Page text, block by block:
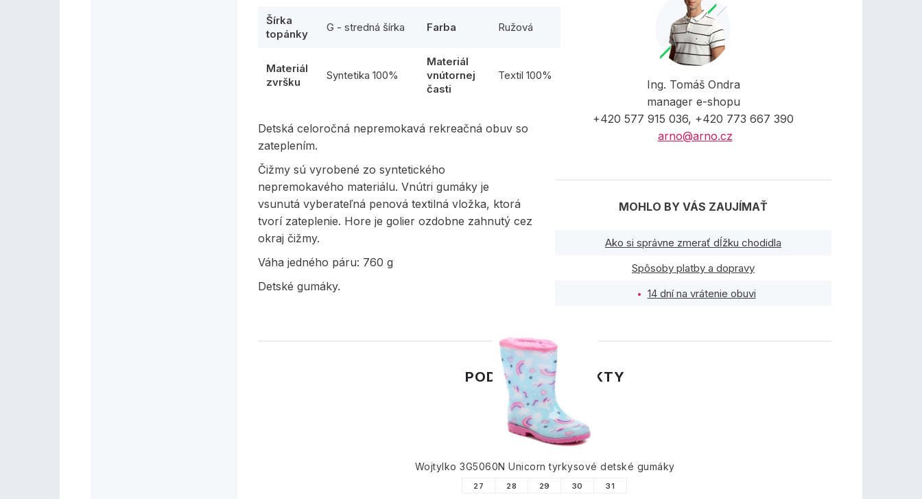
Šírka
topánky
G - stredná šírka Farba Ružová
Materiál
zvršku
Syntetika 100%
Materiál
vnútornej
časti
Textil 100%
Detská celoročná nepremokavá rekreačná obuv so
zateplením.
Čižmy sú vyrobené zo syntetického
nepremokavého materiálu. Vnútri gumáky je
vsunutá vyberateľná penová textilná vložka, ktorá
tvorí zateplenie. Hore je golier ozdobne zahnutý cez
okraj čižmy.
Váha jedného páru: 760 g
Detské gumáky.
Ing. Tomáš Ondra
manager e-shopu
+420 577 915 036, +420 773 667 390
arno@arno.cz
MOHLO BY VÁS ZAUJÍMAŤ
Ako si správne zmerať dĺžku chodidla
Spôsoby platby a dopravy
14 dní na vrátenie obuvi
PODOBNÉ PRODUKTY
Wojtylko 3G5060N Unicorn tyrkysové detské gumáky
27 28 29 30 31